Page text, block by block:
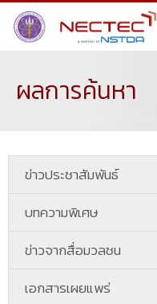
ผลการค้นหา
ข่าวประชาสัมพันธ์
บทความพิเศษ
ข่าวจากสื่อมวลชน
เอกสารเผยแพร่